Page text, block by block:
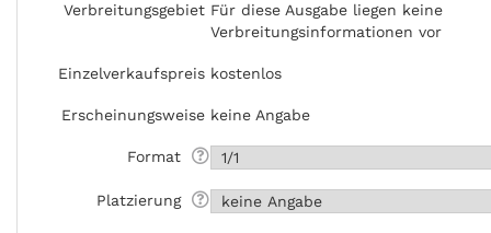
Verbreitungsgebiet Für diese Ausgabe liegen keine
Verbreitungsinformationen vor
Einzelverkaufspreis kostenlos
Erscheinungsweise keine Angabe
Format
Platzierung